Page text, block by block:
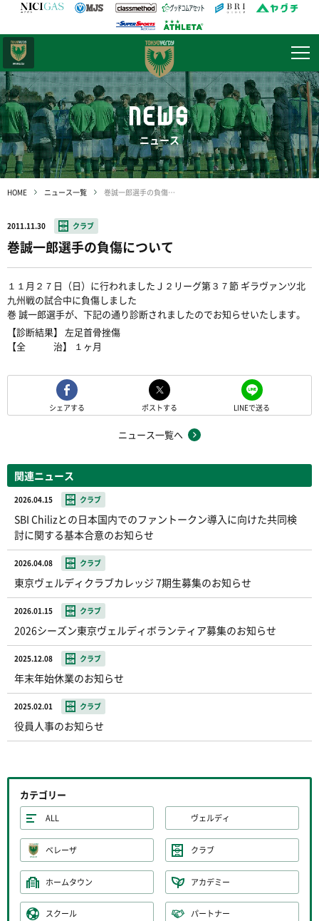
NEWS
ニュース
HOME ニュース一覧 巻誠一郎選手の負傷について
2011.11.30 クラブ
巻誠一郎選手の負傷について
１１月２７日（日）に行われましたＪ２リーグ第３７節 ギラヴァンツ北
九州戦の試合中に負傷しました
巻 誠一郎選手が、下記の通り診断されましたのでお知らせいたします。
【診断結果】 左足首骨挫傷
【全 治】 １ヶ月
シェアする ポストする LINEで送る
ニュース一覧へ
関連ニュース
2026.04.15 クラブ
SBI Chilizとの日本国内でのファントークン導入に向けた共同検
討に関する基本合意のお知らせ
2026.04.08 クラブ
東京ヴェルディクラブカレッジ 7期生募集のお知らせ
2026.01.15 クラブ
2026シーズン東京ヴェルディボランティア募集のお知らせ
2025.12.08 クラブ
年末年始休業のお知らせ
2025.02.01 クラブ
役員人事のお知らせ
カテゴリー
ALL ヴェルディ
ベレーザ クラブ
ホームタウン アカデミー
スクール パートナー